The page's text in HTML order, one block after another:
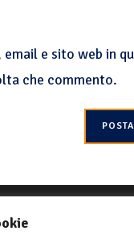
email e sito web in
che commento.